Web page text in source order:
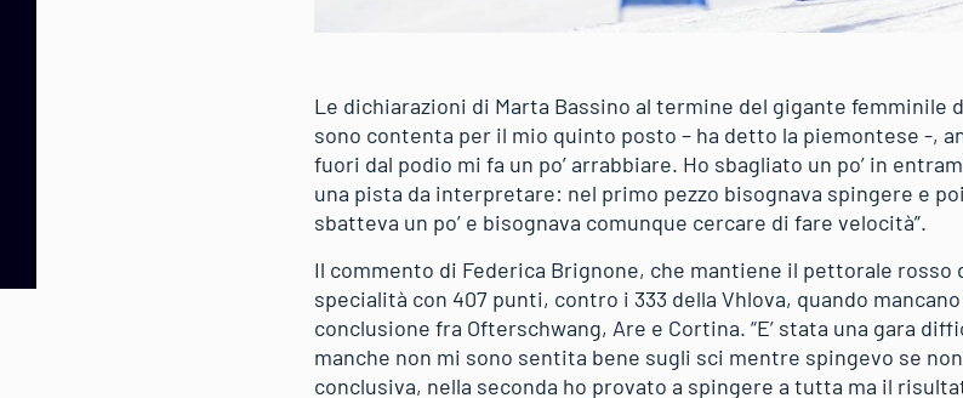
Le dichiarazioni di Marta Bassino al termine del gigante femminile
sono contenta per il mio quinto posto – ha detto la piemontese -,
fuori dal podio mi fa un po’ arrabbiare. Ho sbagliato un po’ in
una pista da interpretare: nel primo pezzo bisognava spingere e
sbatteva un po’ e bisognava comunque cercare di fare velocità”.
Il commento di Federica Brignone, che mantiene il pettorale rosso
specialità con 407 punti, contro i 333 della Vhlova, quando
conclusione fra Ofterschwang, Are e Cortina. “E’ stata una gara
manche non mi sono sentita bene sugli sci mentre spingevo se
conclusiva, nella seconda ho provato a spingere a tutta ma il